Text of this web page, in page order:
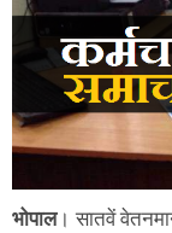
भोपाल। सातवें